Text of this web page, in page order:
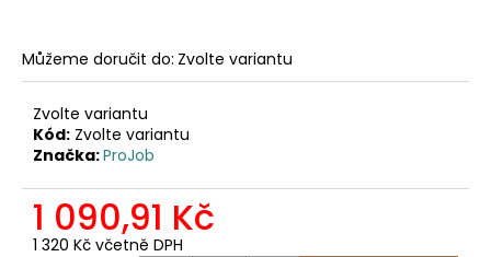
Můžeme doručit do: Zvolte variantu
Zvolte variantu
Kód: Zvolte variantu
Značka:ProJob
1 090,91 Kč
1 320 Kč včetně DPH
e
m
e
2502
PRACOVNÍ
KALHOTY
PASU,